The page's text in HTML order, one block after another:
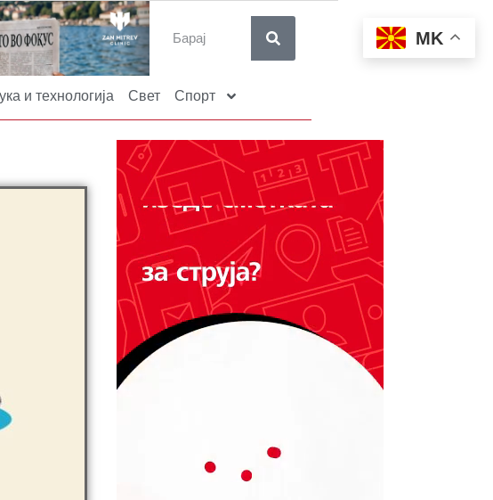
и технологија Свет Спорт
MK